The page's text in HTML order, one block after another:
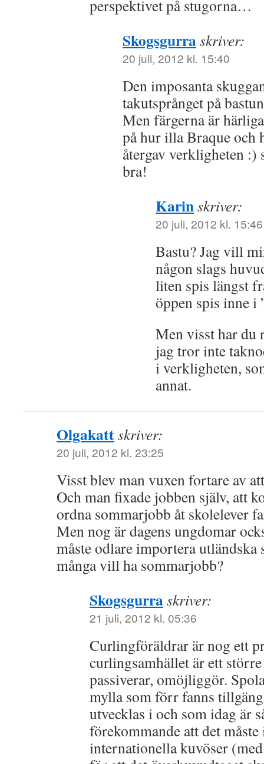
perspektivet på stugorna…
Skogsgurraskriver:
20 juli, 2012 kl. 15:40
Den imposanta
takutsprånget på
Men färgerna är
på hur illa Braque och
återgav verkligheten
bra!
Karinskriver:
20 juli, 2012 kl. 15:46
Bastu? Jag vill
någon slags
liten spis längst
öppen spis inne i
Men visst har du
jag tror inte
i verkligheten,
annat.
Olgakattskriver:
20 juli, 2012 kl. 23:25
Visst blev man vuxen fortare av
Och man fixade jobben själv, att
ordna sommarjobb åt skolelever
Men nog är dagens ungdomar
måste odlare importera utländska
många vill ha sommarjobb?
Skogsgurraskriver:
21 juli, 2012 kl. 05:36
Curlingföräldrar är nog ett
curlingsamhället är ett
passiverar, omöjliggör.
mylla som förr fanns
utvecklas i och som idag är
förekommande att det
internationella kuvöser